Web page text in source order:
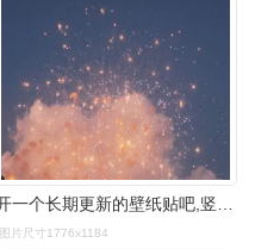
开一个长期更新的壁纸贴吧,竖屏横屏都有
图片尺寸1776x1184